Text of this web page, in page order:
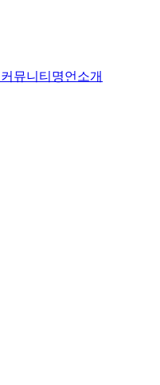
커뮤니티 명언 소개